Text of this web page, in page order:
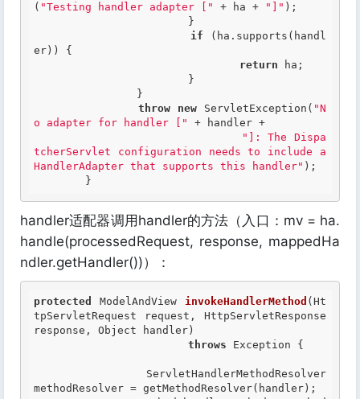
( "Testing handler adapter [" + ha + "]" );
if (ha.supports(handl
er)) {
return ha;
throw
new ServletException( "N
o adapter for handler ["
+ handler +
"]: The Dispa
tcherServlet configuration needs to include a
HandlerAdapter that supports this handler" );
	}
handler适配器调用handler的方法（入口：mv = ha.
handle(processedRequest, response, mappedHa
ndler.getHandler())）：
protected ModelAndView invokeHandlerMethod (Ht
tpServletRequest request, HttpServletResponse
response, Object handler)
throws Exception {
methodResolver = getMethodResolver(handler);